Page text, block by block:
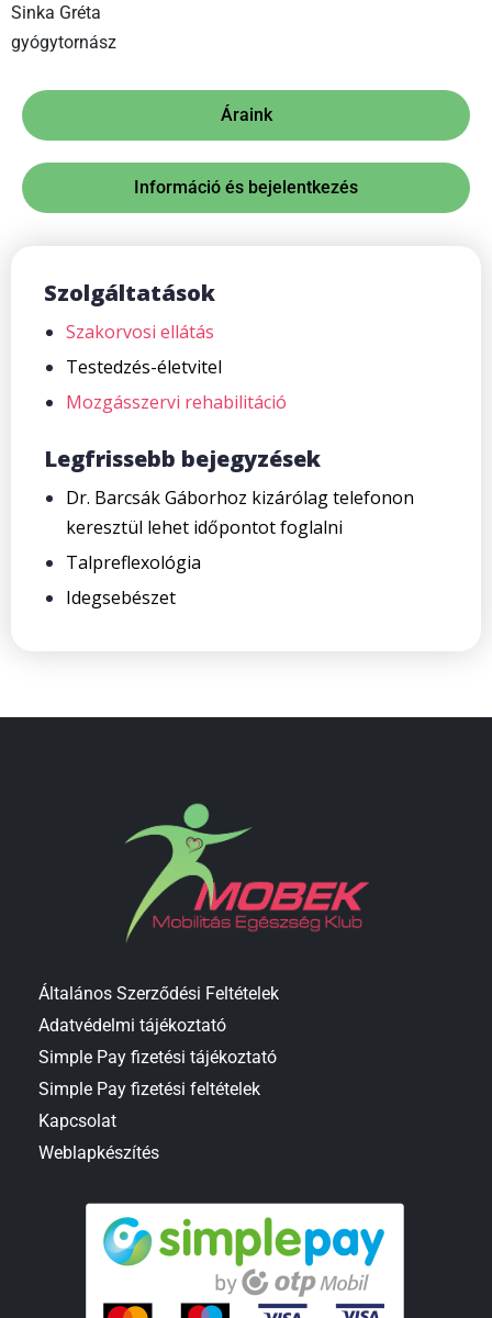
Sinka Gréta
gyógytornász
Áraink
Információ és bejelentkezés
Szolgáltatások
Szakorvosi ellátás
Testedzés-életvitel
Mozgásszervi rehabilitáció
Legfrissebb bejegyzések
Dr. Barcsák Gáborhoz kizárólag telefonon
keresztül lehet időpontot foglalni
Talpreflexológia
Idegsebészet
Általános Szerződési Feltételek
Adatvédelmi tájékoztató
Simple Pay fizetési tájékoztató
Simple Pay fizetési feltételek
Kapcsolat
Weblapkészítés